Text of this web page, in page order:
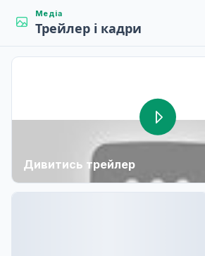
Медіа
Трейлер і кадри
Дивитись трейлер